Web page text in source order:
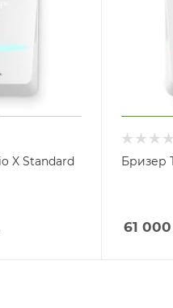
X Standard Бризер
61 000